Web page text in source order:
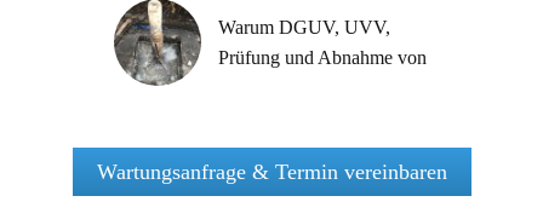
Warum DGUV, UVV,
Prüfung und Abnahme von
Seilsystemen so wichtig ist,
zeigt unsere tägliche Arbeit
Wartungsanfrage & Termin vereinbaren